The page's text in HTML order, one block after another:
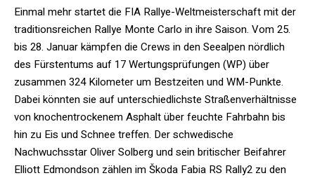
Einmal mehr startet die FIA Rallye-Weltmeisterschaft mit der
traditionsreichen Rallye Monte Carlo in ihre Saison. Vom 25.
bis 28. Januar kämpfen die Crews in den Seealpen nördlich
des Fürstentums auf 17 Wertungsprüfungen (WP) über
zusammen 324 Kilometer um Bestzeiten und WM-Punkte.
Dabei könnten sie auf unterschiedlichste Straßenverhältnisse
von knochentrockenem Asphalt über feuchte Fahrbahn bis
hin zu Eis und Schnee treffen. Der schwedische
Nachwuchsstar Oliver Solberg und sein britischer Beifahrer
Elliott Edmondson zählen im Škoda Fabia RS Rally2 zu den